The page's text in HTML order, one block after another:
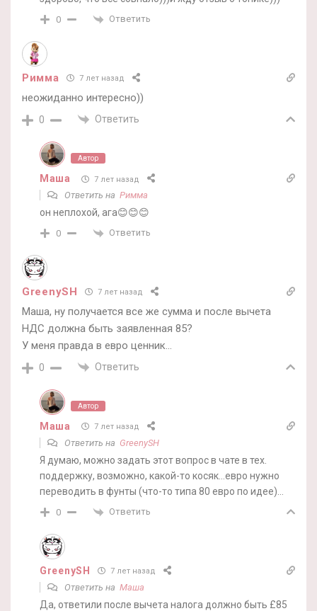
0 Ответить
Римма 7 лет назад
неожиданно интересно))
0 Ответить
Автор
Маша 7 лет назад
Ответить на Римма
он неплохой, ага😊😊😊
0 Ответить
GreenySH 7 лет назад
Маша, ну получается все же сумма и после вычета
НДС должна быть заявленная 85?
У меня правда в евро ценник…
0 Ответить
Автор
Маша 7 лет назад
Ответить на GreenySH
Я думаю, можно задать этот вопрос в чате в тех.
поддержку, возможно, какой-то косяк…евро нужно
переводить в фунты (что-то типа 80 евро по идее)…
0 Ответить
GreenySH 7 лет назад
Ответить на Маша
Да, ответили после вычета налога должно быть £85